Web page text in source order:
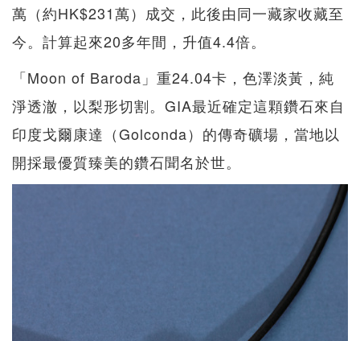
萬（約HK$231萬）成交，此後由同一藏家收藏至
今。計算起來20多年間，升值4.4倍。
「Moon of Baroda」重24.04卡，色澤淡黃，純
淨透澈，以梨形切割。GIA最近確定這顆鑽石來自
印度戈爾康達（Golconda）的傳奇礦場，當地以
開採最優質臻美的鑽石聞名於世。